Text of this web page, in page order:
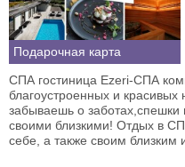
Подарочная карта
СПА гостиница Ezeri-СПА
благоустроенных и
забываешь о
своими близкими! Отдых в
себе, а также своим близким